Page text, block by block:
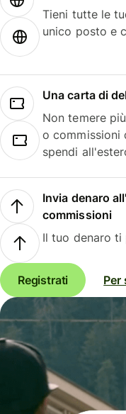
Tieni tutte le
unico posto e
Una carta di
Non temere
o commissioni
spendi
Invia denaro
commissioni
Il tuo denaro ti
Registrati Per